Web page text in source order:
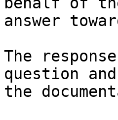
answer
The
question
the